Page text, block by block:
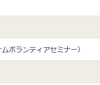
ボランティアセミナー）